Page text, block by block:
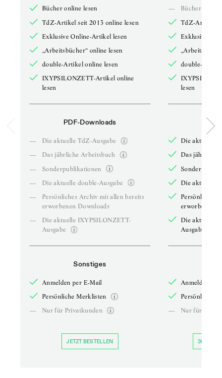
Bücher online lesen
TdZ-Artikel seit 2013 online lesen
Exklusive Online-Artikel lesen
„Arbeitsbücher“ online lesen
double-Artikel online lesen
IXYPSILONZETT-Artikel online
lesen
PDF-Downloads
—
Die aktuelle TdZ-Ausgabe
—
Das jährliche Arbeitsbuch
—
Sonderpublikationen
—
Die aktuelle double-Ausgabe
—
Persönliches Archiv mit allen bereits
erworbenen Downloads
—
Die aktuelle IXYPSILONZETT-
Ausgabe
Sonstiges
Anmelden per E-Mail
Persönliche Merklisten
—
Nur für Privatkunden
JETZT BESTELLEN
—
Bücher online
TdZ-Artikel
Exklusive
double-
lesen
Die aktuelle
Das jährliche
Die aktuelle
Persönliches
erworbenen
Die aktuelle
Ausgabe
Anmelden
Persönliche
—
Nur für
30 TAGE